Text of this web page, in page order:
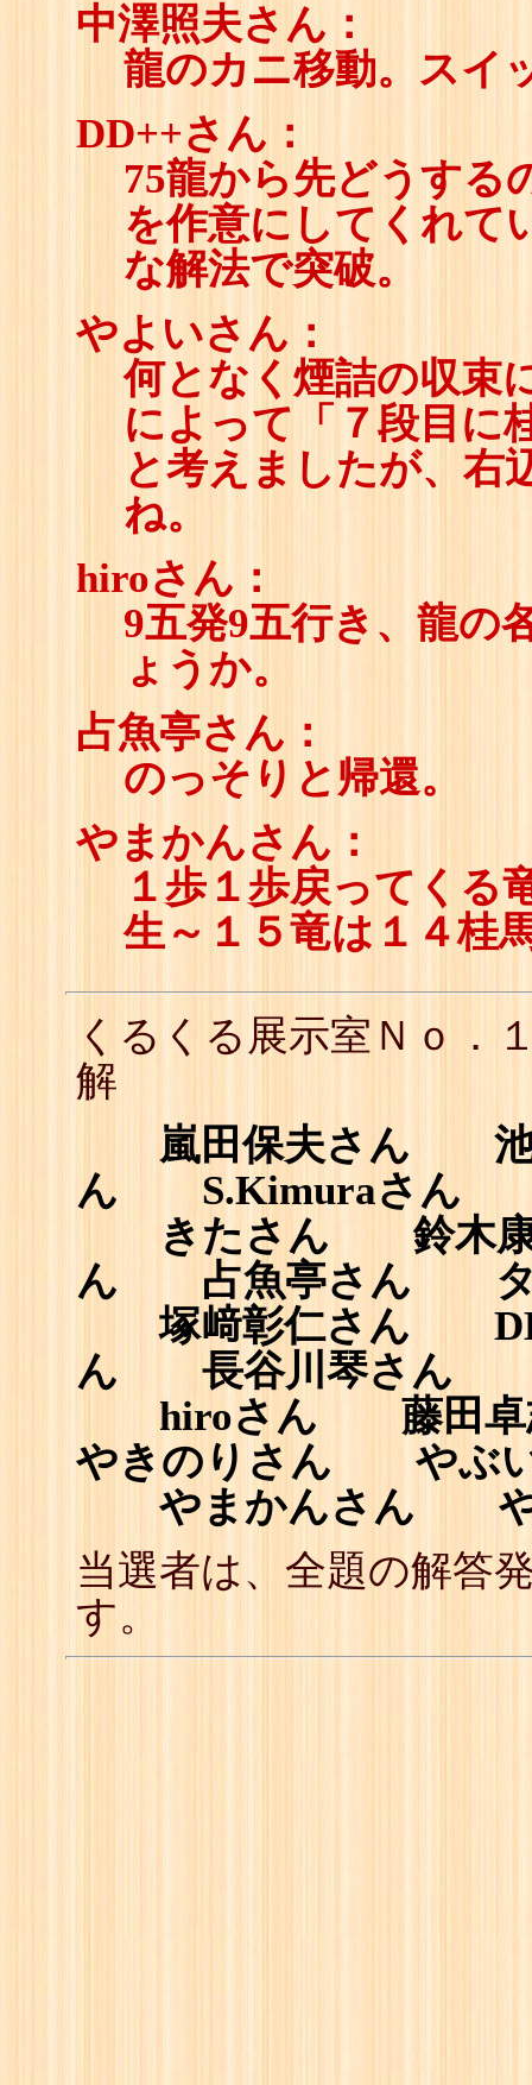
中澤照夫さん：
龍のカニ移動。スイ
DD++さん：
75龍から先どうする
を作意にしてくれて
な解法で突破。
やよいさん：
何となく煙詰の収束
によって「７段目に
と考えましたが、右
ね。
hiroさん：
9五発9五行き、龍の
ょうか。
占魚亭さん：
のっそりと帰還。
やまかんさん：
１歩１歩戻ってくる
生～１５竜は１４桂
くるくる展示室Ｎｏ
解
嵐田保夫さん 池
ん S.Kimuraさん
きたさん 鈴木康
ん 占魚亭さん タ
塚﨑彰仁さん
ん 長谷川琴さん
hiroさん 藤田
やきのりさん やぶ
やまかんさん や
当選者は、全題の解答
す。